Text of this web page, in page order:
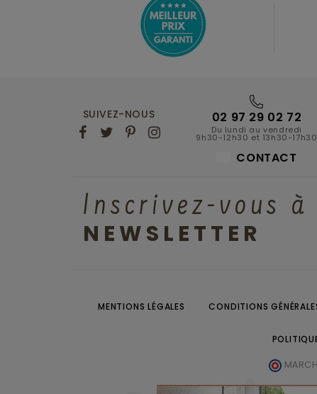
Inscrivez-vous à
NEWSLETTER
SUIVEZ-NOUS 02 97 29 02 72
Du lundi au vendredi
9h30-12h30 et 13h30-17h30
CONTACT
MENTIONS LÉGALES CONDITIONS